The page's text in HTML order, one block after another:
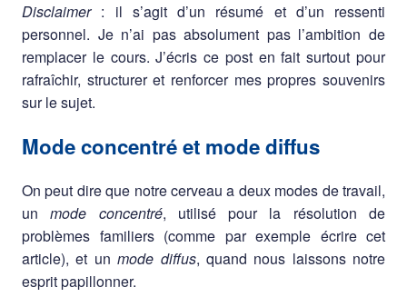
Disclaimer: il s’agit d’un résumé et d’un ressenti
personnel. Je n’ai pas absolument pas l’ambition de
remplacer le cours. J’écris ce post en fait surtout pour
rafraîchir, structurer et renforcer mes propres souvenirs
sur le sujet.
Mode concentré et mode diffus
On peut dire que notre cerveau a deux modes de travail,
unmode concentré, utilisé pour la résolution de
problèmes familiers (comme par exemple écrire cet
article), et unmode diffus, quand nous laissons notre
esprit papillonner.